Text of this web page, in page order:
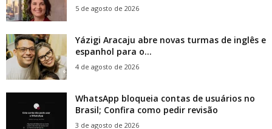
5 de agosto de 2026
Yázigi Aracaju abre novas turmas de inglês e
espanhol para o...
4 de agosto de 2026
WhatsApp bloqueia contas de usuários no
Brasil; Confira como pedir revisão
3 de agosto de 2026